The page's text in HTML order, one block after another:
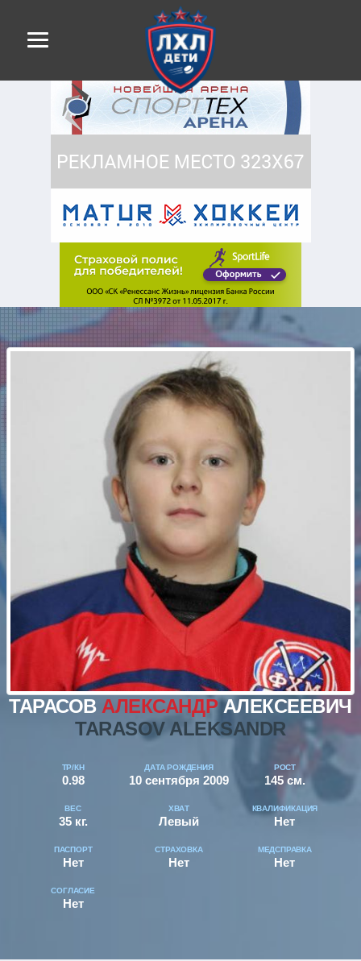
ТАРАСОВ АЛЕКСАНДРАЛЕКСЕЕВИЧ
TARASOV ALEKSANDR
ТР/КН
0.98
ДАТА РОЖДЕНИЯ
10 сентября 2009
РОСТ
145 см.
ВЕС
35 кг.
ХВАТ
Левый
КВАЛИФИКАЦИЯ
Нет
ПАСПОРТ
Нет
СТРАХОВКА
Нет
МЕДСПРАВКА
Нет
СОГЛАСИЕ
Нет